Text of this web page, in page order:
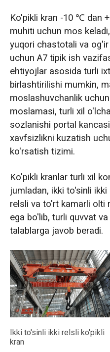
Ko'pikli kran -10 ℃ dan
muhiti uchun mos
yuqori chastotali va
uchun A7 tipik ish
ehtiyojlar asosida turli
birlashtirilishi mumkin,
moslashuvchanlik
moslamasi, turli xil
sozlanishi portal
xavfsizlikni kuzatish
ko'rsatish tizimi.
Ko'pikli kranlar turli xil
jumladan, ikki to'sinli
relsli va to'rt kamarli olti
ega bo'lib, turli quvvat
talablarga javob beradi.
Ikki to'sinli ikki relsli ko'pikli
kran